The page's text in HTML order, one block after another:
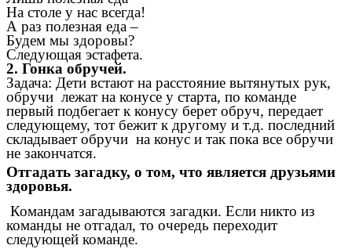
На столе у нас всегда!
А раз полезная еда –
Будем мы здоровы?
Следующая эстафета.
2. Гонка обручей.
Задача: Дети встают на расстояние вытянутых рук,
обручи лежат на конусе у старта, по команде
первый подбегает к конусу берет обруч, передает
следующему, тот бежит к другому и т.д. последний
складывает обручи на конус и так пока все обручи
не закончатся.
Отгадать загадку, о том, что является друзьями
здоровья.
Командам загадываются загадки. Если никто из
команды не отгадал, то очередь переходит
следующей команде.